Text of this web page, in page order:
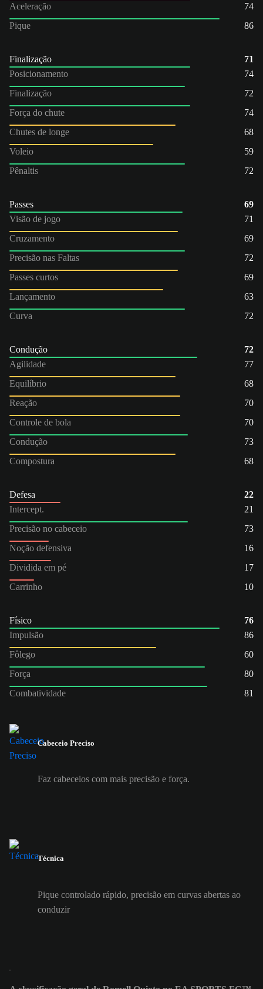
Aceleração
74
Pique
86
Finalização
71
Posicionamento
74
Finalização
72
Força do chute
74
Chutes de longe
68
Voleio
59
Pênaltis
72
Passes
69
Visão de jogo
71
Cruzamento
69
Precisão nas Faltas
72
Passes curtos
69
Lançamento
63
Curva
72
Condução
72
Agilidade
77
Equilíbrio
68
Reação
70
Controle de bola
70
Condução
73
Compostura
68
Defesa
22
Intercept.
21
Precisão no cabeceio
73
Noção defensiva
16
Dividida em pé
17
Carrinho
10
Físico
76
Impulsão
86
Fôlego
60
Força
80
Combatividade
81
Cabeceio Preciso
Faz cabeceios com mais precisão e força.
Técnica
Pique controlado rápido, precisão em curvas abertas ao
conduzir